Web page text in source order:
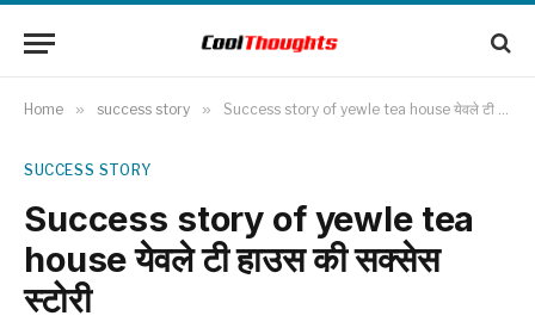
Home » success story » Success story of yewle tea house येवले टी हाउस की सक्सेस स्टोरी
SUCCESS STORY
Success story of yewle tea
house येवले टी हाउस की सक्सेस
स्टोरी